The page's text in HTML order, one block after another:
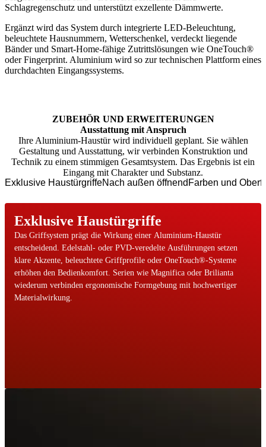
Schlagregenschutz und unterstützt exzellente Dämmwerte.
Ergänzt wird das System durch integrierte LED-Beleuchtung,
beleuchtete Hausnummern, Wetterschenkel, verdeckt liegende
Bänder und Smart-Home-fähige Zutrittslösungen wie OneTouch®
oder Fingerprint. Aluminium wird so zur technischen Plattform eines
durchdachten Eingangssystems.
ZUBEHÖR UND ERWEITERUNGEN
Ausstattung mit Anspruch
Ihre Aluminium-Haustür wird individuell geplant. Sie wählen
Gestaltung und Ausstattung, wir verbinden Konstruktion und
Technik zu einem stimmigen Gesamtsystem. Das Ergebnis ist ein
Eingang mit Charakter und Substanz.
Exklusive HaustürgriffeNach außen öffnend Farben und
Exklusive Haustürgriffe
Das Griffsystem prägt die Wirkung einer Aluminium-Haustür
entscheidend. Edelstahl- oder PVD-veredelte Ausführungen setzen
klare Akzente, beleuchtete Griffprofile oder OneTouch®-Systeme
erhöhen den Bedienkomfort. Serien wie Magnifica oder Brilianta
wiederum verbinden ergonomische Formgebung mit hochwertiger
Materialwirkung.